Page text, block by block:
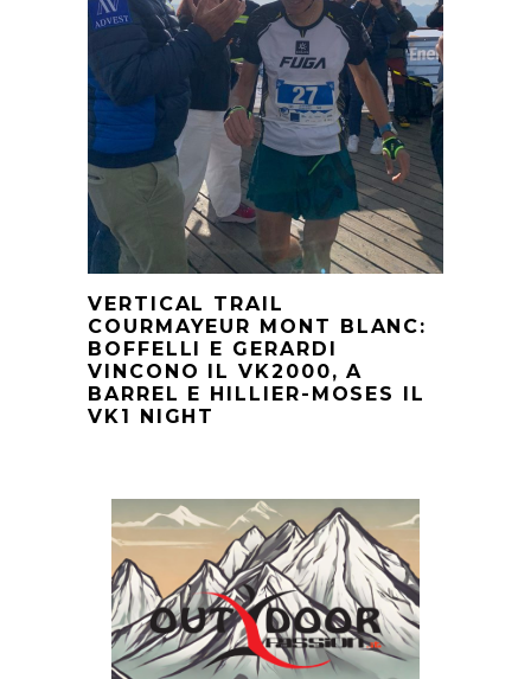
VERTICAL TRAIL
COURMAYEUR MONT BLANC:
BOFFELLI E GERARDI
VINCONO IL VK2000, A
BARREL E HILLIER-MOSES IL
VK1 NIGHT